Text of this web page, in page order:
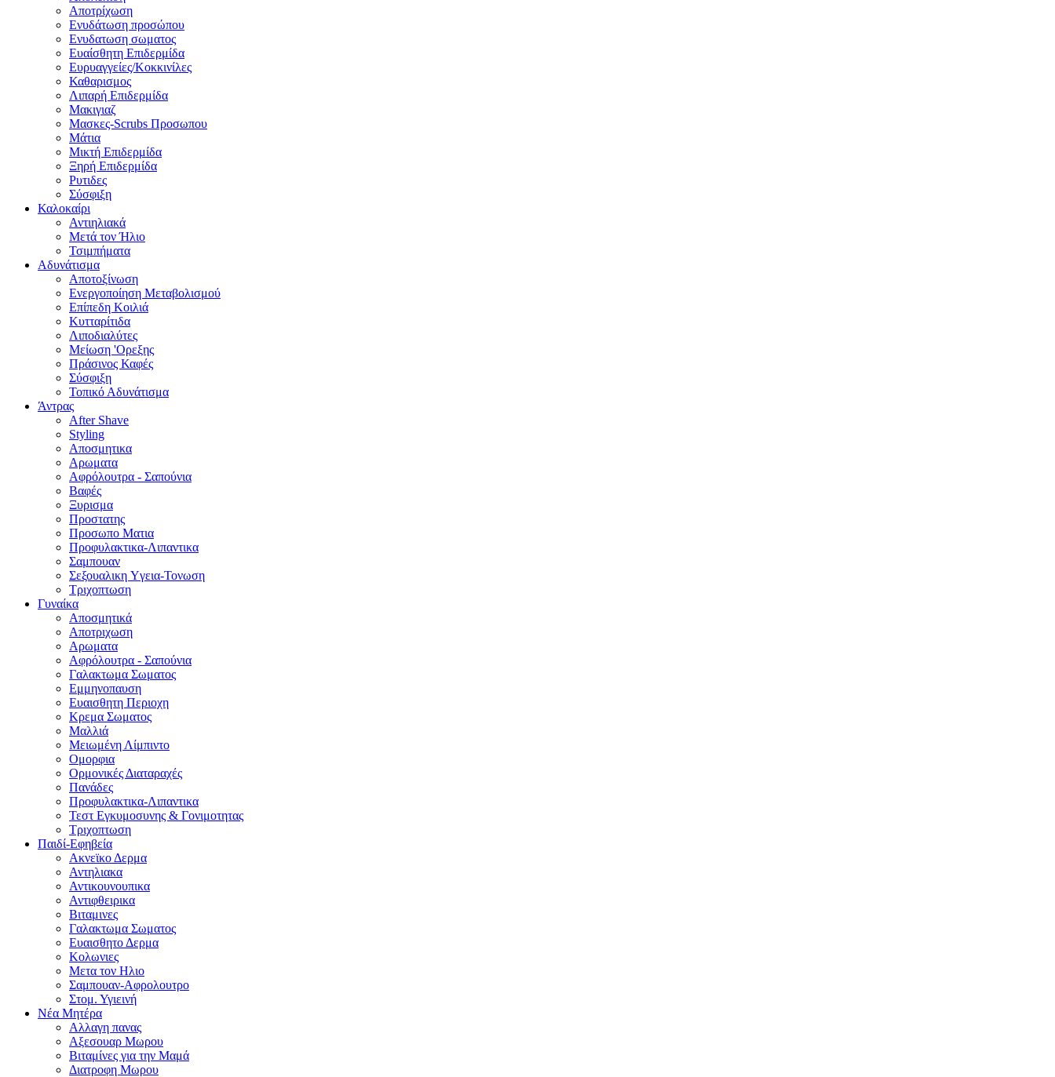
Αποτρίχωση
Ενυδάτωση προσώπου
Ενυδατωση σωματος
Ευαίσθητη Επιδερμίδα
Ευρυαγγείες/Κοκκινίλες
Καθαρισμος
Λιπαρή Επιδερμίδα
Μακιγιαζ
Μασκες-Scrubs Προσωπου
Μάτια
Μικτή Επιδερμίδα
Ξηρή Επιδερμίδα
Ρυτιδες
Σύσφιξη
Καλοκαίρι
Αντιηλιακά
Μετά τον Ήλιο
Τσιμπήματα
Αδυνάτισμα
Αποτοξίνωση
Ενεργοποίηση Μεταβολισμού
Επίπεδη Κοιλιά
Κυτταρίτιδα
Λιποδιαλύτες
Μείωση 'Ορεξης
Πράσινος Καφές
Σύσφιξη
Τοπικό Αδυνάτισμα
Άντρας
After Shave
Styling
Αποσμητικα
Αρωματα
Αφρόλουτρα - Σαπούνια
Βαφές
Ξυρισμα
Προστατης
Προσωπο Ματια
Προφυλακτικα-Λιπαντικα
Σαμπουαν
Σεξουαλικη Yγεια-Τονωση
Τριχοπτωση
Γυναίκα
Αποσμητικά
Αποτριχωση
Αρωματα
Αφρόλουτρα - Σαπούνια
Γαλακτωμα Σωματος
Εμμηνοπαυση
Ευαισθητη Περιοχη
Κρεμα Σωματος
Μαλλιά
Μειωμένη Λίμπιντο
Ομορφια
Ορμονικές Διαταραχές
Πανάδες
Προφυλακτικα-Λιπαντικα
Τεστ Εγκυμοσυνης & Γονιμοτητας
Τριχοπτωση
Παιδί-Εφηβεία
Ακνεϊκο Δερμα
Αντηλιακα
Αντικουνουπικα
Αντιφθειρικα
Βιταμινες
Γαλακτωμα Σωματος
Ευαισθητο Δερμα
Κολωνιες
Μετα τον Ηλιο
Σαμπουαν-Αφρολουτρο
Στομ. Υγιεινή
Νέα Μητέρα
Αλλαγη πανας
Αξεσουαρ Μωρου
Βιταμίνες για την Μαμά
Διατροφη Μωρου